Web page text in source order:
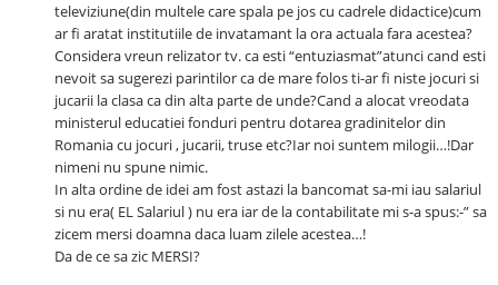
televiziune(din multele care spala pe jos cu cadrele didactice)cum
ar fi aratat institutiile de invatamant la ora actuala fara acestea?
Considera vreun relizator tv. ca esti “entuziasmat”atunci cand esti
nevoit sa sugerezi parintilor ca de mare folos ti-ar fi niste jocuri si
jucarii la clasa ca din alta parte de unde?Cand a alocat vreodata
ministerul educatiei fonduri pentru dotarea gradinitelor din
Romania cu jocuri , jucarii, truse etc?Iar noi suntem milogii…!Dar
nimeni nu spune nimic.
In alta ordine de idei am fost astazi la bancomat sa-mi iau salariul
si nu era( EL Salariul ) nu era iar de la contabilitate mi s-a spus:-” sa
zicem mersi doamna daca luam zilele acestea…!
Da de ce sa zic MERSI?